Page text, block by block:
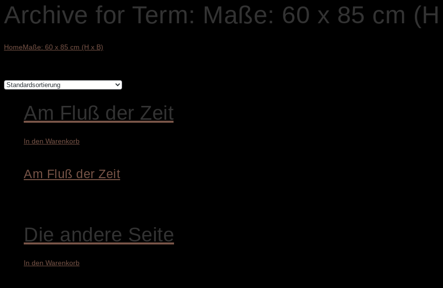
Archive for Term: Maße: 60 x 85 cm
HomeMaße: 60 x 85 cm (H x B)
Am Fluß der Zeit
In den Warenkorb
Am Fluß der Zeit
Die andere Seite
In den Warenkorb